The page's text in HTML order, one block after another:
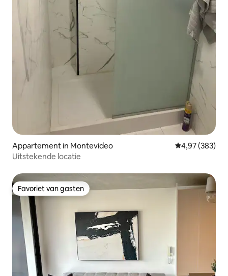
Appartement in Montevideo Gemiddelde
4,97 (383)
Uitstekende locatie
Favoriet van gasten
Favoriet van gasten